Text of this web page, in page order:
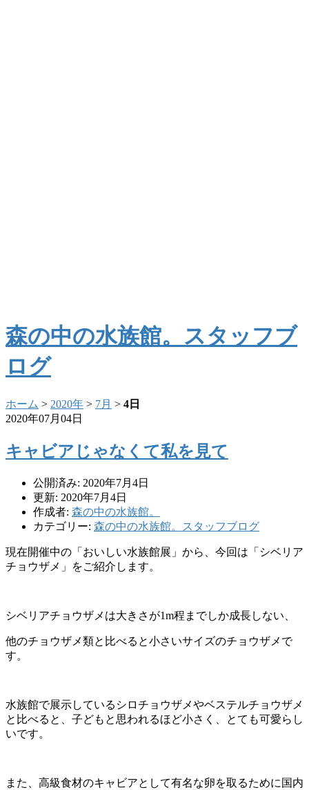
森の中の水族館。スタッフブ
ログ
ホーム > 2020年 > 7月 > 4日
2020年07月04日
キャビアじゃなくて私を見て
公開済み: 2020年7月4日
更新: 2020年7月4日
作成者: 森の中の水族館。
カテゴリー: 森の中の水族館。スタッフブログ
現在開催中の「おいしい水族館展」から、今回は「シベリア
チョウザメ」をご紹介します。
シベリアチョウザメは大きさが1m程までしか成長しない、
他のチョウザメ類と比べると小さいサイズのチョウザメで
す。
水族館で展示しているシロチョウザメやベステルチョウザメ
と比べると、子どもと思われるほど小さく、とても可愛らし
いです。
また、高級食材のキャビアとして有名な卵を取るために国内